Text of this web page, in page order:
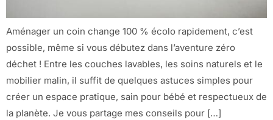
Aménager un coin change 100 % écolo rapidement, c’est
possible, même si vous débutez dans l’aventure zéro
déchet ! Entre les couches lavables, les soins naturels et le
mobilier malin, il suffit de quelques astuces simples pour
créer un espace pratique, sain pour bébé et respectueux de
la planète. Je vous partage mes conseils pour […]